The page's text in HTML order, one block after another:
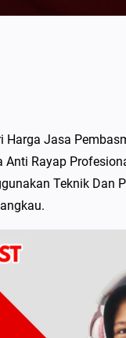
Jasa
Anti Rayap
Teknik Dan